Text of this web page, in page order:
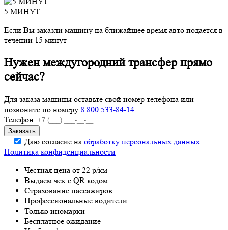
5 МИНУТ
Если Вы заказли машину на ближайшее время авто подается в
течении 15 минут
Нужен междугородний трансфер прямо
сейчас?
Для заказа машины оставьте свой номер телефона или
позвоните по номеру 8 800 533-84-14
Телефон
Даю согласие на обработку персональных данных.
Политика конфиденциальности
Честная цена от 22 р/км
Выдаем чек с QR кодом
Страхование пассажиров
Профессиональные водители
Только иномарки
Бесплатное ожидание